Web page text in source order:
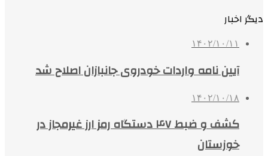
دیگر اخبار
۱۴۰۲/۱۰/۱۱
آیین نامه واردات خودروی جانبازان اصلاح شد
۱۴۰۲/۱۰/۱۸
کشف و ضبط ۴۷ دستگاه رمز ارز غیرمجاز در
خوزستان